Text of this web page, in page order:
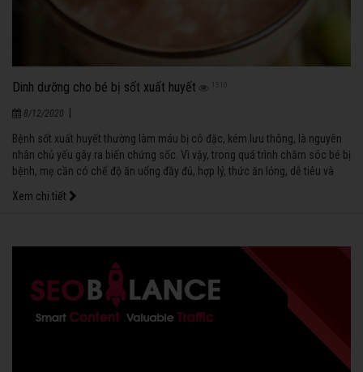
Dinh dưỡng cho bé bị sốt xuất huyết
8/12/2020
Bệnh sốt xuất huyết thường làm máu bị cô đặc, kém lưu thông, là nguyên
nhân chủ yếu gây ra biến chứng sốc. Vì vậy, trong quá trình chăm sóc bé bị
bệnh, mẹ cần có chế độ ăn uống đầy đủ, hợp lý, thức ăn lỏng, dễ tiêu và
Xem chi tiết